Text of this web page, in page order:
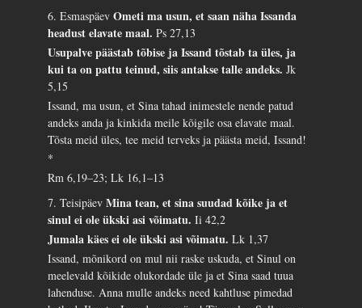
6. EsmaspäevOmeti ma usun, et saan näha Issanda
headust elavate maal.Ps 27,13
Usupalve päästab tõbise ja Issand tõstab ta üles, ja
kui ta on pattu teinud, siis antakse talle andeks.Jk
5,15
Issand, ma usun, et Sina tahad inimestele nende patud
andeks anda ja kinkida meile kõigile osa elavate maal.
Tõsta meid üles, tee meid terveks ja päästa meid, Issand!
*
Rm 6,19–23; Lk 16,1–13
7. TeisipäevMina tean, et sina suudad kõike ja et
sinul ei ole ükski asi võimatu.Ii 42,2
Jumala käes ei ole ükski asi võimatu.Lk 1,37
Issand, mõnikord on mul nii raske uskuda, et Sinul on
meelevald kõikide olukordade üle ja et Sina saad tuua
lahenduse. Anna mulle andeks need kahtluse pimedad